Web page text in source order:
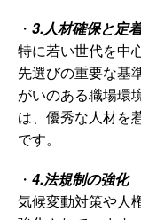
・ 3.人材確保と定
特に若い世代を中
先選びの重要な基
がいのある職場環
は、優秀な人材を
です。
・ 4.法規制の強化
気候変動対策や人